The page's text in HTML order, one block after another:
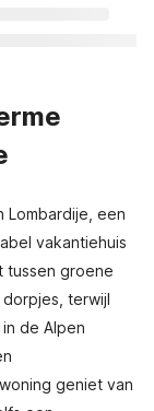
Lombardije, een
vakantiehuis
tussen groene
terwijl
de Alpen
geniet van